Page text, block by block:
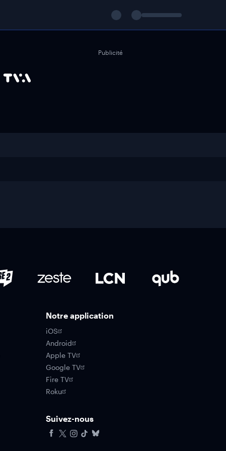
Publicité
Notre application
iOS
Android
Apple TV
Google TV
Fire TV
Roku
Suivez-nous